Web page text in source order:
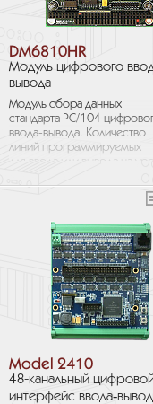
DM6810HR
Модуль цифрового
вывода
Модуль сбора данных
стандарта PC/104
ввода-вывода. Количество
линий программируемых
линия): 48. Прямое
Model 2410
48-канальный
интерфейс